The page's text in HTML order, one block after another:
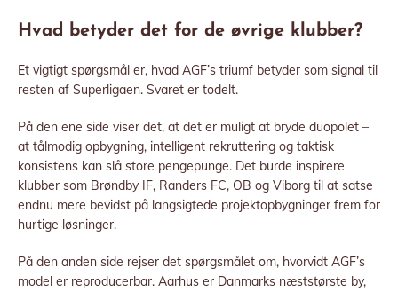
Hvad betyder det for de øvrige klubber?
Et vigtigt spørgsmål er, hvad AGF’s triumf betyder som signal til
resten af Superligaen. Svaret er todelt.
På den ene side viser det, at det er muligt at bryde duopolet –
at tålmodig opbygning, intelligent rekruttering og taktisk
konsistens kan slå store pengepunge. Det burde inspirere
klubber som Brøndby IF, Randers FC, OB og Viborg til at satse
endnu mere bevidst på langsigtede projektopbygninger frem for
hurtige løsninger.
På den anden side rejser det spørgsmålet om, hvorvidt AGF’s
model er reproducerbar. Aarhus er Danmarks næststørste by,